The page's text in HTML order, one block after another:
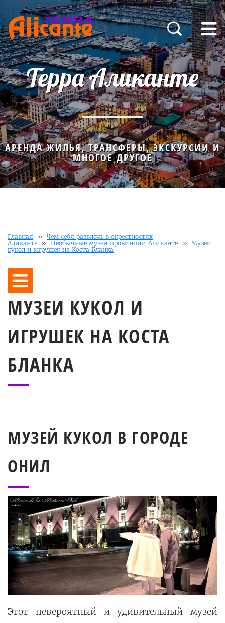
Терра Аликанте
АРЕНДА ЖИЛЬЯ, ТРАНСФЕРЫ, ЭКСКУРСИИ И
МНОГОЕ ДРУГОЕ
Главная » Чем себя развлечь в окрестностях
Аликанте » Необычные музеи провинции Аликанте » Музеи
кукол и игрушек на Коста Бланка
МУЗЕИ КУКОЛ И
ИГРУШЕК НА КОСТА
БЛАНКА
МУЗЕЙ КУКОЛ В ГОРОДЕ
ОНИЛ
Этот невероятный и удивительный музей